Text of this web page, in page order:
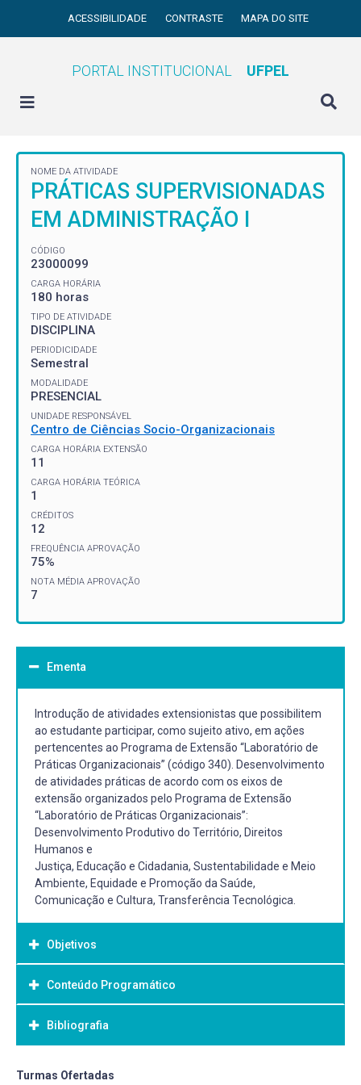
ACESSIBILIDADE CONTRASTE MAPA DO SITE
PORTAL INSTITUCIONAL UFPEL
NOME DA ATIVIDADE
PRÁTICAS SUPERVISIONADAS
EM ADMINISTRAÇÃO I
CÓDIGO
23000099
CARGA HORÁRIA
180 horas
TIPO DE ATIVIDADE
DISCIPLINA
PERIODICIDADE
Semestral
MODALIDADE
PRESENCIAL
UNIDADE RESPONSÁVEL
Centro de Ciências Socio-Organizacionais
CARGA HORÁRIA EXTENSÃO
11
CARGA HORÁRIA TEÓRICA
1
CRÉDITOS
12
FREQUÊNCIA APROVAÇÃO
75%
NOTA MÉDIA APROVAÇÃO
7
Ementa
Introdução de atividades extensionistas que possibilitem
ao estudante participar, como sujeito ativo, em ações
pertencentes ao Programa de Extensão “Laboratório de
Práticas Organizacionais” (código 340). Desenvolvimento
de atividades práticas de acordo com os eixos de
extensão organizados pelo Programa de Extensão
“Laboratório de Práticas Organizacionais”:
Desenvolvimento Produtivo do Território, Direitos
Humanos e
Justiça, Educação e Cidadania, Sustentabilidade e Meio
Ambiente, Equidade e Promoção da Saúde,
Comunicação e Cultura, Transferência Tecnológica.
Objetivos
Objetivo Geral:
Proporcionar aprendizados e atuações efetivas em
ambientes organizacionais, consolidando o tripé ensino,
alunos em atividades de extensão junto à comunidade,
Conteúdo Programático
Bibliografia
Bibliografia Básica:
Turmas Ofertadas